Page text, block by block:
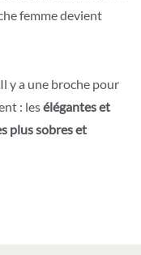
femme devient
y a une broche pour
: lesélégantes et
plus sobres et